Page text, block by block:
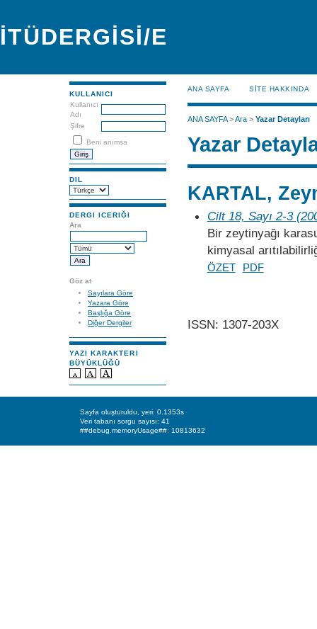
İTÜDERGİSİ/E
KULLANICI
Kullanıcı
Adı
Şifre
Beni anımsa
DIL
DERGI ICERIĞI
Ara
Göz at
Sayılara Göre
Yazara Göre
Başlığa Göre
Diğer Dergiler
YAZI KARAKTERI
BÜYÜKLÜĞÜ
ANA SAYFA SİTE HAKKINDA
ANA SAYFA>Ara> Yazar Detayları
Yazar
KARTAL,
Cilt 18, Sayı 2-3
Bir zeytinyağı
kimyasal
ÖZET PDF
ISSN: 1307-203X
Sayfa oluşturuldu, yeri: 0.1353s
Veri tabanı sorgu sayısı: 41
##debug.memoryUsage##: 10813632